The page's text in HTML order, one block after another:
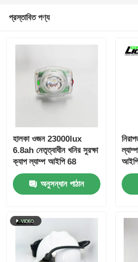
প্রস্তাবিত পণ্য
হালকা ওজন 23000lux
6.8ah নেতৃত্বাধীন খনির সুরক্ষা
ক্যাপ ল্যাম্প আইপি 68
528Lm মাইনারস হেডল্যাম্প
অনুসন্ধান পাঠান
সময়